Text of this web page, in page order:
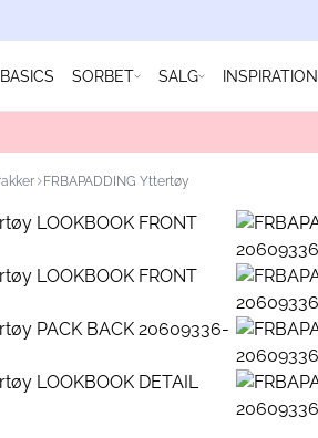
BASICS SORBET SALG INSPIRATION
FRBAPADDING Yttertøy